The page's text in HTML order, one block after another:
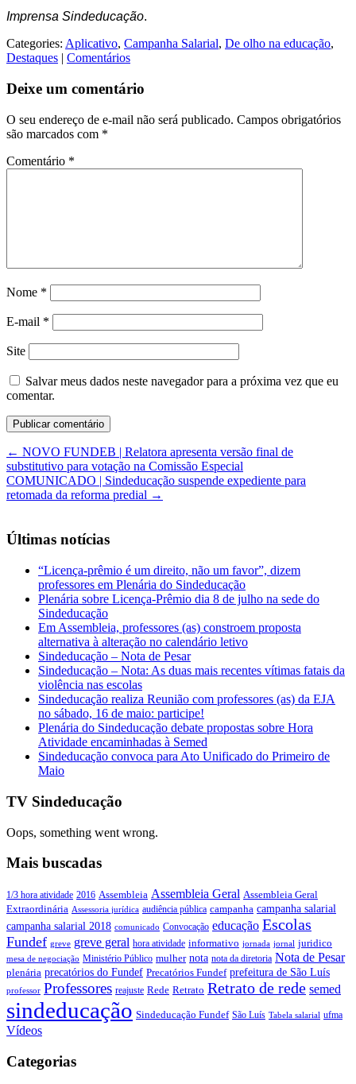
Imprensa Sindeducação.
Categories: Aplicativo, Campanha Salarial, De olho na educação,
Destaques | Comentários
Deixe um comentário
O seu endereço de e-mail não será publicado. Campos obrigatórios
são marcados com *
Comentário *
Nome *
E-mail *
Site
Salvar meus dados neste navegador para a próxima vez que eu
comentar.
← NOVO FUNDEB | Relatora apresenta versão final de
substitutivo para votação na Comissão Especial
COMUNICADO | Sindeducação suspende expediente para
retomada da reforma predial →
Últimas notícias
“Licença-prêmio é um direito, não um favor”, dizem
professores em Plenária do Sindeducação
Plenária sobre Licença-Prêmio dia 8 de julho na sede do
Sindeducação
Em Assembleia, professores (as) constroem proposta
alternativa à alteração no calendário letivo
Sindeducação – Nota de Pesar
Sindeducação – Nota: As duas mais recentes vítimas fatais da
violência nas escolas
Sindeducação realiza Reunião com professores (as) da EJA
no sábado, 16 de maio: participe!
Plenária do Sindeducação debate propostas sobre Hora
Atividade encaminhadas à Semed
Sindeducação convoca para Ato Unificado do Primeiro de
Maio
TV Sindeducação
Oops, something went wrong.
Mais buscadas
1/3 hora atividade 2016 Assembleia Assembleia Geral Assembleia Geral
Extraordinária Assessoria jurídica audiência pública campanha campanha salarial
campanha salarial 2018 comunicado Convocação educação Escolas
Fundef greve greve geral hora atividade informativo jornada jornal juridico
mesa de negociação Ministério Público mulher nota nota da diretoria Nota de Pesar
plenária precatórios do Fundef Precatórios Fundef prefeitura de São Luís
professor Professores reajuste Rede Retrato Retrato de rede semed
sindeducação Sindeducação Fundef São Luís Tabela salarial ufma
Vídeos
Categorias